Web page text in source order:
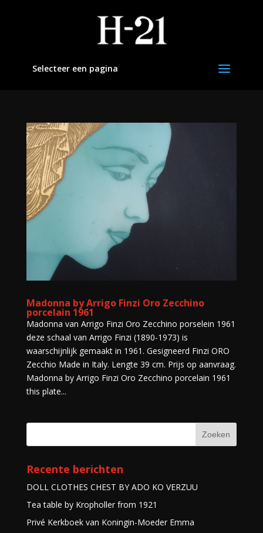
Selecteer een pagina
Madonna by Arrigo Finzi Oro Zecchino
porcelain 1961
Madonna van Arrigo Finzi Oro Zecchino porselein 1961
deze schaal van Arrigo Finzi (1890-1973) is
waarschijnlijk gemaakt in 1961. Gesigneerd Finzi ORO
Zecchio Made in Italy. Lengte 39 cm. Prijs op aanvraag.
Madonna by Arrigo Finzi Oro Zecchino porcelain 1961
this plate...
Recente berichten
DOLL CLOTHES CHEST BY ADO KO VERZUU
Tea table by Kropholler from 1921
Privé Kerkboek van Koningin-Moeder Emma